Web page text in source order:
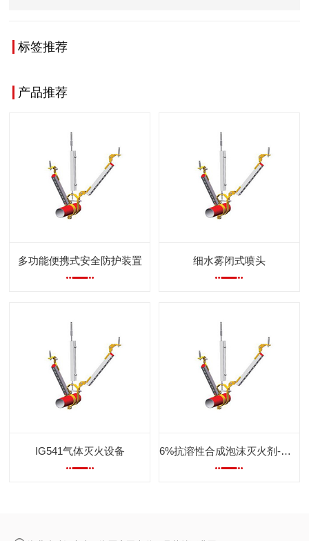
标签推荐
产品推荐
多功能便携式安全防护装置 细水雾闭式喷头
查看更多
IG541气体灭火设备
查看更多
6%抗溶性合成泡沫灭火剂-耐海水